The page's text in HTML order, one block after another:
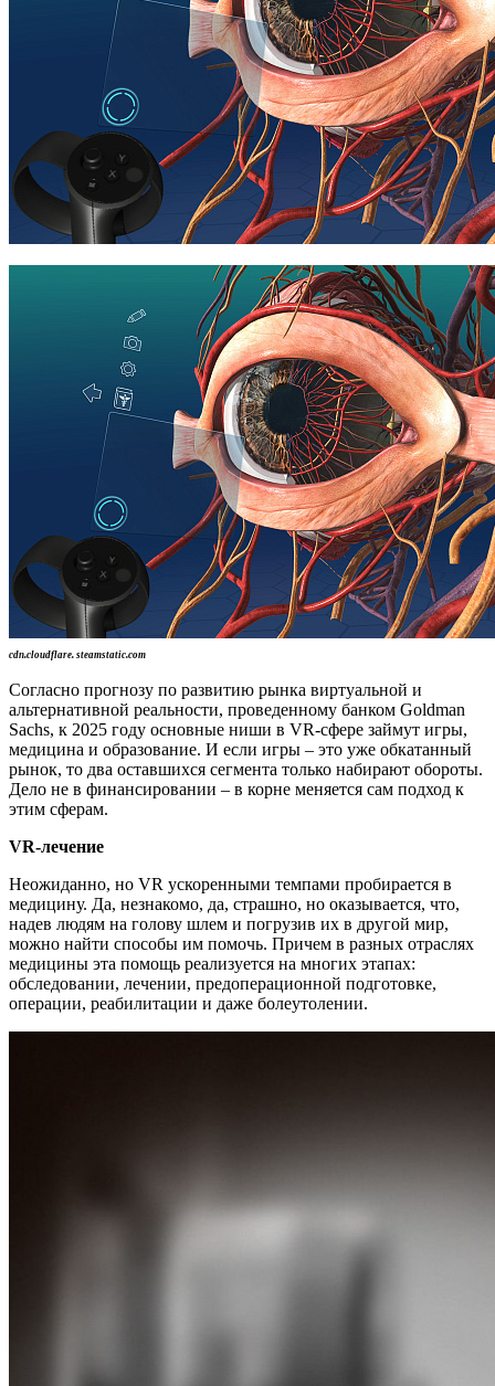
cdn.cloudflare. steamstatic.com
Согласно прогнозу по развитию рынка виртуальной и
альтернативной реальности, проведенному банком Goldman
Sachs, к 2025 году основные ниши в VR-сфере займут игры,
медицина и образование. И если игры – это уже обкатанный
рынок, то два оставшихся сегмента только набирают обороты.
Дело не в финансировании – в корне меняется сам подход к
этим сферам.
VR-лечение
Неожиданно, но VR ускоренными темпами пробирается в
медицину. Да, незнакомо, да, страшно, но оказывается, что,
надев людям на голову шлем и погрузив их в другой мир,
можно найти способы им помочь. Причем в разных отраслях
медицины эта помощь реализуется на многих этапах:
обследовании, лечении, предоперационной подготовке,
операции, реабилитации и даже болеутолении.